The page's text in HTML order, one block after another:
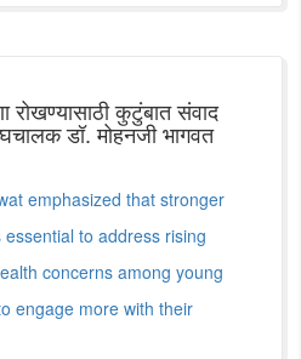
रोखण्यासाठी कुटुंबात संवाद
डॉ. मोहनजी भागवत
emphasized that stronger
to address rising
concerns among young
engage more with their